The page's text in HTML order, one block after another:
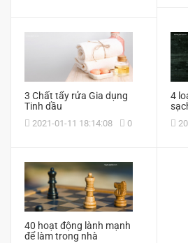
3 Chất tẩy rửa Gia dụng
Tinh dầu
2021-01-11 18:14:08 0
4
40 hoạt động lành mạnh
để làm trong nhà